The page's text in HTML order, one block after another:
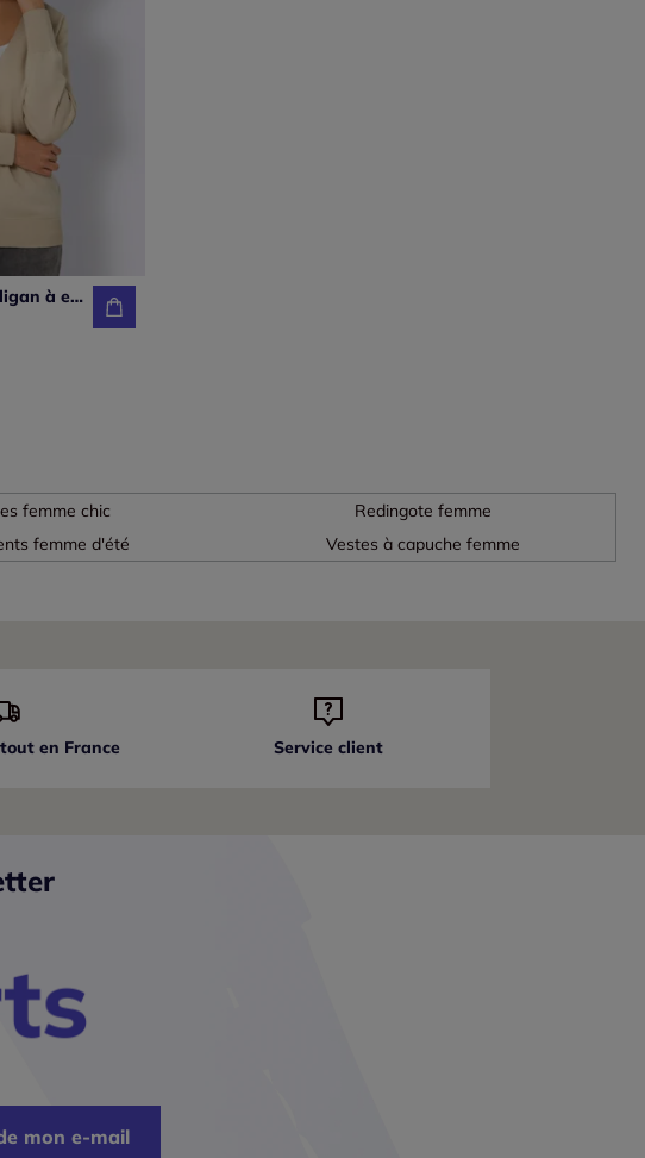
Veste en tricot fin cardigan à encolure en V
femme chic
femme d'été
Redingote femme
Vestes à capuche femme
en France Service client
mon e-mail